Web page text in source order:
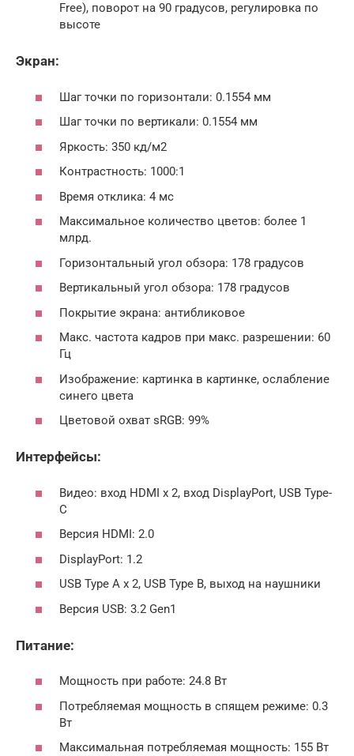
Free), поворот на 90 градусов, регулировка по
высоте
Экран:
Шаг точки по горизонтали: 0.1554 мм
Шаг точки по вертикали: 0.1554 мм
Яркость: 350 кд/м2
Контрастность: 1000:1
Время отклика: 4 мс
Максимальное количество цветов: более 1
млрд.
Горизонтальный угол обзора: 178 градусов
Вертикальный угол обзора: 178 градусов
Покрытие экрана: антибликовое
Макс. частота кадров при макс. разрешении: 60
Гц
Изображение: картинка в картинке, ослабление
синего цвета
Цветовой охват sRGB: 99%
Интерфейсы:
Видео: вход HDMI x 2, вход DisplayPort, USB Type-
C
Версия HDMI: 2.0
DisplayPort: 1.2
USB Type A x 2, USB Type B, выход на наушники
Версия USB: 3.2 Gen1
Питание:
Мощность при работе: 24.8 Вт
Потребляемая мощность в спящем режиме: 0.3
Вт
Максимальная потребляемая мощность: 155 Вт